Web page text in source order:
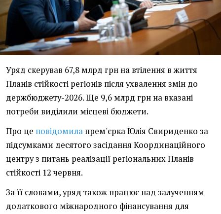
Уряд скерував 67,8 млрд грн на втілення в життя
Планів стійкості регіонів після ухвалення змін до
держбюджету-2026. Ще 9,6 млрд грн на вказані
потреби виділили місцеві бюджети.
Про це повідомила прем'єрка Юлія Свириденко за
підсумками десятого засідання Координаційного
центру з питань реалізації регіональних Планів
стійкості 12 червня.
За її словами, уряд також працює над залученням
додаткового міжнародного фінансування для